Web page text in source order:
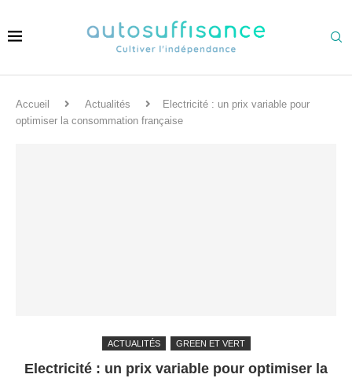
Accueil Actualités
Electricité : un prix variable pour
optimiser la consommation française
ACTUALITÉS GREEN ET VERT
Electricité : un prix variable pour optimiser la